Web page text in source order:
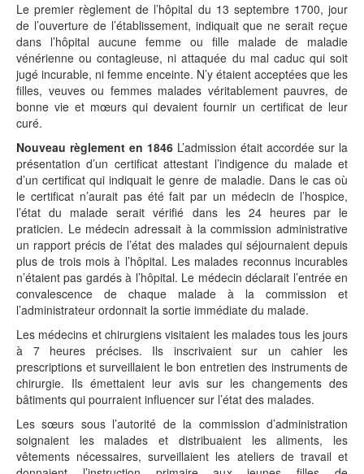
Le premier règlement de l’hôpital du 13 septembre 1700, jour
de l’ouverture de l’établissement, indiquait que ne serait reçue
dans l’hôpital aucune femme ou fille malade de maladie
vénérienne ou contagieuse, ni attaquée du mal caduc qui soit
jugé incurable, ni femme enceinte. N’y étaient acceptées que les
filles, veuves ou femmes malades véritablement pauvres, de
bonne vie et mœurs qui devaient fournir un certificat de leur
curé.
Nouveau règlement en 1846 L’admission était accordée sur la
présentation d’un certificat attestant l’indigence du malade et
d’un certificat qui indiquait le genre de maladie. Dans le cas où
le certificat n’aurait pas été fait par un médecin de l’hospice,
l’état du malade serait vérifié dans les 24 heures par le
praticien. Le médecin adressait à la commission administrative
un rapport précis de l’état des malades qui séjournaient depuis
plus de trois mois à l’hôpital. Les malades reconnus incurables
n’étaient pas gardés à l’hôpital. Le médecin déclarait l’entrée en
convalescence de chaque malade à la commission et
l’administrateur ordonnait la sortie immédiate du malade.
Les médecins et chirurgiens visitaient les malades tous les jours
à 7 heures précises. Ils inscrivaient sur un cahier les
prescriptions et surveillaient le bon entretien des instruments de
chirurgie. Ils émettaient leur avis sur les changements des
bâtiments qui pourraient influencer sur l’état des malades.
Les sœurs sous l’autorité de la commission d’administration
soignaient les malades et distribuaient les aliments, les
vêtements nécessaires, surveillaient les ateliers de travail et